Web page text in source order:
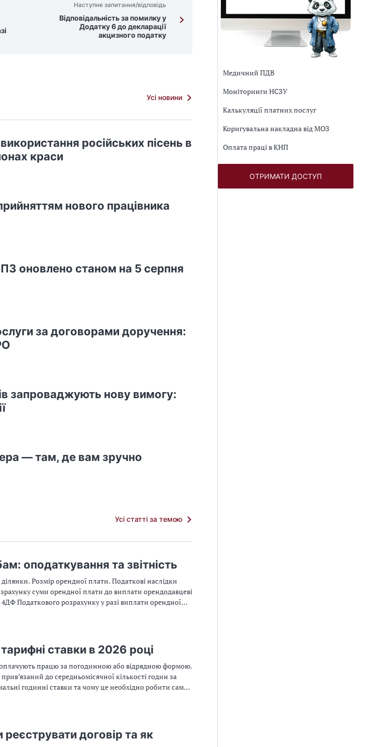
Наступне запитання/відповідь
Відповідальність за помилку у
Додатку 6 до декларації
акцизного податку
Усі новини
російських пісень в
краси
нового працівника
оновлено станом на 5 серпня
за договорами доручення:
запроваджують нову вимогу:
— там, де вам зручно
Усі статті за темою
оподаткування та звітність
Розмір орендної плати. Податкові наслідки
суми орендної плати до виплати орендодавцеві
Податкового розрахунку у разі виплати орендної
ставки в 2026 році
оплачують працю за погодинною або відрядною формою.
до середньомісячної кількості годин за
годинні ставки та чому це необхідно робити саме
договір та як
Медичний ПДВ
Моніторинги НСЗУ
Калькуляції платних послуг
Коригувальна накладна від МОЗ
Оплата праці в КНП
ОТРИМАТИ ДОСТУП